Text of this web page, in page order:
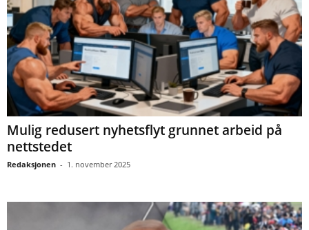
Mulig redusert nyhetsflyt grunnet arbeid på
nettstedet
Redaksjonen - 1. november 2025